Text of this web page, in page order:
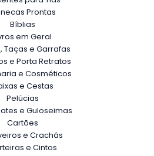
Prontas
Bíblias
em Geral
Taças e Garrafas
e Porta Retratos
e Cosméticos
e Cestas
Pelúcias
e Guloseimas
Cartões
e Crachás
e Cintos